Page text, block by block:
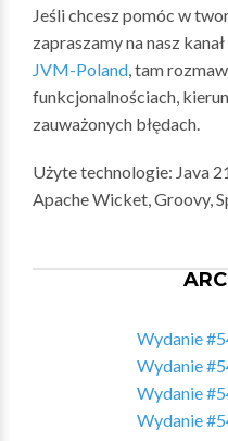
Jeśli chcesz pomóc w
zapraszamy na nasz
JVM-Poland, tam
funkcjonalnościach,
zauważonych błędach.
Użyte technologie: Java
Apache Wicket, Groovy,
Wydanie
Wydanie
Wydanie
Wydanie